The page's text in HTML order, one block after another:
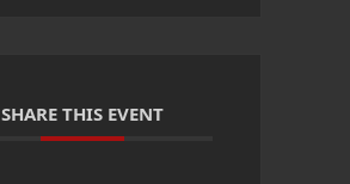
SHARE THIS EVENT